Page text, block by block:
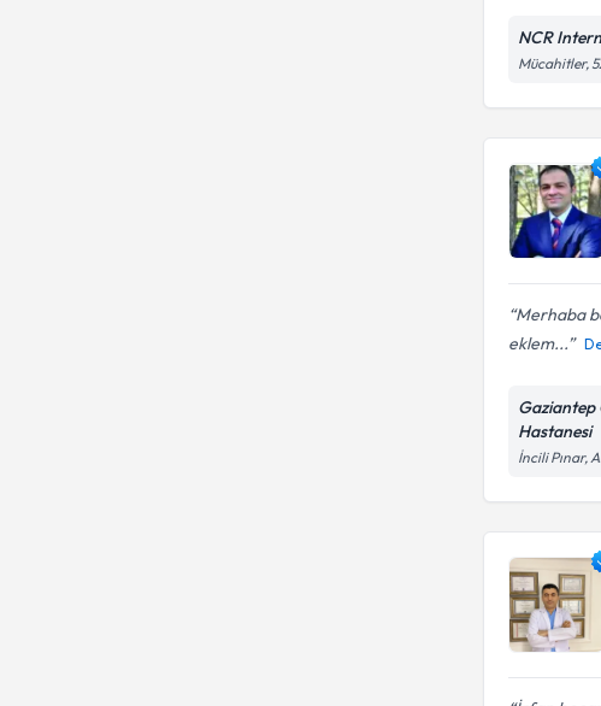
NCR
Mücahitler,
Merhaba
eklem...
Gaziantep
Hastanesi
İncili Pınar,